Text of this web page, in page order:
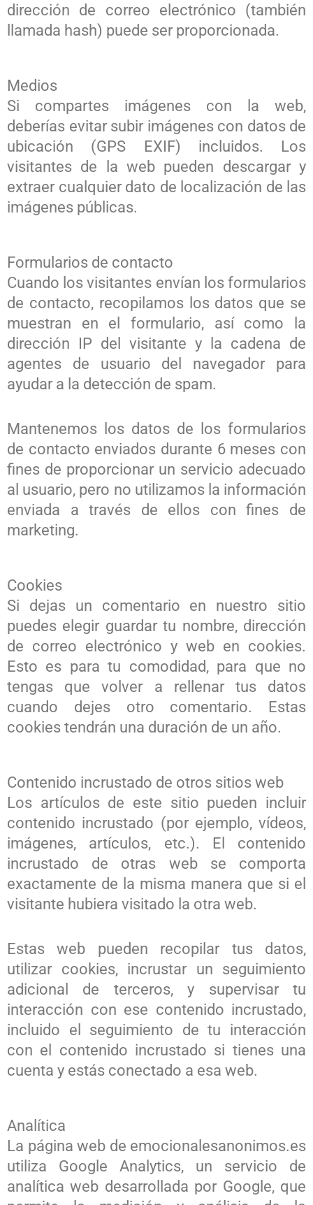
dirección de correo electrónico (también
llamada hash) puede ser proporcionada.
Medios
Si compartes imágenes con la web,
deberías evitar subir imágenes con datos de
ubicación (GPS EXIF) incluidos. Los
visitantes de la web pueden descargar y
extraer cualquier dato de localización de las
imágenes públicas.
Formularios de contacto
Cuando los visitantes envían los formularios
de contacto, recopilamos los datos que se
muestran en el formulario, así como la
dirección IP del visitante y la cadena de
agentes de usuario del navegador para
ayudar a la detección de spam.
Mantenemos los datos de los formularios
de contacto enviados durante 6 meses con
fines de proporcionar un servicio adecuado
al usuario, pero no utilizamos la información
enviada a través de ellos con fines de
marketing.
Cookies
Si dejas un comentario en nuestro sitio
puedes elegir guardar tu nombre, dirección
de correo electrónico y web en cookies.
Esto es para tu comodidad, para que no
tengas que volver a rellenar tus datos
cuando dejes otro comentario. Estas
cookies tendrán una duración de un año.
Contenido incrustado de otros sitios web
Los artículos de este sitio pueden incluir
contenido incrustado (por ejemplo, vídeos,
imágenes, artículos, etc.). El contenido
incrustado de otras web se comporta
exactamente de la misma manera que si el
visitante hubiera visitado la otra web.
Estas web pueden recopilar tus datos,
utilizar cookies, incrustar un seguimiento
adicional de terceros, y supervisar tu
interacción con ese contenido incrustado,
incluido el seguimiento de tu interacción
con el contenido incrustado si tienes una
cuenta y estás conectado a esa web.
Analítica
La página web de emocionalesanonimos.es
utiliza Google Analytics, un servicio de
analítica web desarrollada por Google, que